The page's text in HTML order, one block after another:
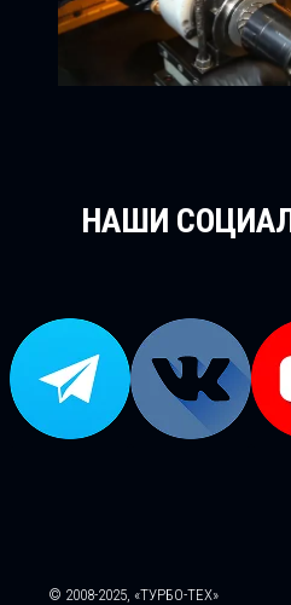
НАШИ
© 2008-2025, «ТУРБО-ТЕХ»